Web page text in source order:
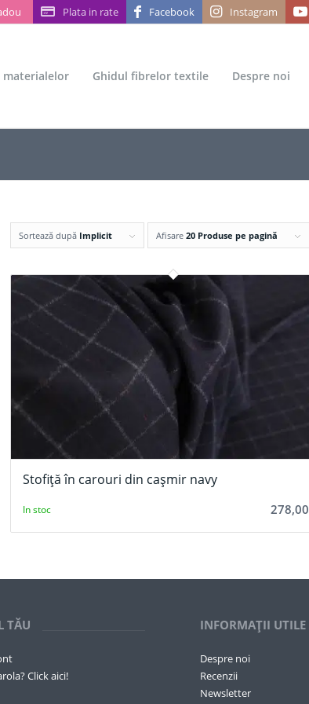
Plata in rate Facebook Instagram
materialelor Ghidul fibrelor textile Despre noi
Sortează după Implicit Afisare 20 Produse pe pagină
Stofiță în carouri din cașmir navy
278,00
In stoc
TĂU
Click aici!
INFORMAȚII UTILE
Despre noi
Recenzii
Newsletter